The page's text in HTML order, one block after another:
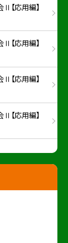
【応用編】
【応用編】
【応用編】
【応用編】